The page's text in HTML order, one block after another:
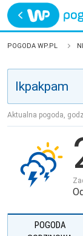
Trwa ładowanie
POLSKA
JAKOŚĆ
POGODA WP.PL
Aktualna pogoda,
POGODA